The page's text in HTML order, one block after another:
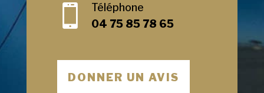

Téléphone
04 75 85 78 65
DONNER UN AVIS